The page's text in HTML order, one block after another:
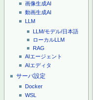
画像生成AI
動画生成AI
LLM
LLM/モデル/日本語
ローカルLLM
RAG
AIエージェント
AIエディタ
サーバ設定
Docker
WSL